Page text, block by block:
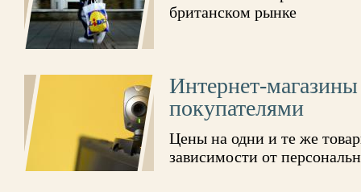
британском рынке
Интернет-
покупателями
Цены на одни и те же
зависимости от